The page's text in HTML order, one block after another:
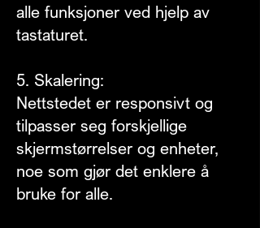
alle funksjoner ved hjelp av
tastaturet.
5. Skalering:
Nettstedet er responsivt og
tilpasser seg forskjellige
skjermstørrelser og enheter,
noe som gjør det enklere å
bruke for alle.